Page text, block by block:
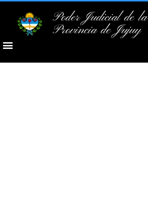
Poder Judicial de la
Provincia de Jujuy